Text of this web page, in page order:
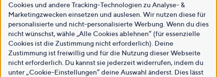
Cookies und andere Tracking-Technologien zu Analyse- &
Marketingzwecken einsetzen und auslesen. Wir nutzen diese für
personalisierte und nicht-personalisierte Werbung. Wenn du dies
nicht wünschst, wähle „Alle Cookies ablehnen“ (für essenzielle
Cookies ist die Zustimmung nicht erforderlich). Deine
Zustimmung ist freiwillig und für die Nutzung dieser Webseite
nicht erforderlich. Du kannst sie jederzeit widerrufen, indem du
unter „Cookie-Einstellungen“ deine Auswahl änderst. Dies lässt